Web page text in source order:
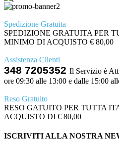
Spedizione Gratuita
SPEDIZIONE GRATUITA PER
MINIMO DI ACQUISTO € 80,00
Assistenza Clienti
348 7205352 Il Servizio è
ore 09:30 alle 13:00 e dalle 15:00
Reso Gratuito
RESO GATUITO PER TUTTA
ACQUISTO DI € 80,00
ISCRIVITI ALLA NOSTRA